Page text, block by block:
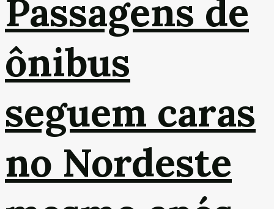
Passagens de
ônibus
seguem caras
no Nordeste